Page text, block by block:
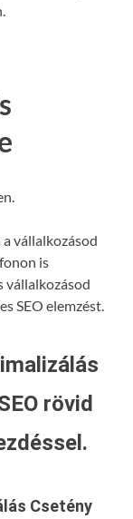
vállalkozásod
is
vállalkozásod
SEO elemzést.
rövid
Csetény